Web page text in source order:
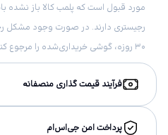
مورد قبول است که پلمب کالا باز
رجیستری دارند. در صورت وجود مشکل
۳۰ روزه، گوشی خریداری‌شده را مرجوع کنید.
فرآیند قیمت گذاری منصفانه
پرداخت امن جی‌اس‌ام